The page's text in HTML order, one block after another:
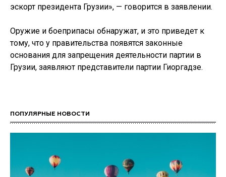
эскорт президента Грузии», — говорится в заявлении.
Оружие и боеприпасы обнаружат, и это приведет к
тому, что у правительства появятся законные
основания для запрещения деятельности партии в
Грузии, заявляют представители партии Гиоргадзе.
ПОПУЛЯРНЫЕ НОВОСТИ